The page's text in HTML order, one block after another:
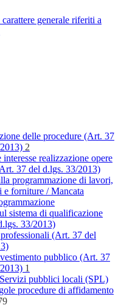
generale riferiti a
delle procedure (Art. 37
2
realizzazione opere
37 del d.lgs. 33/2013)
programmazione di lavori,
e forniture / Mancata
sistema di qualificazione
33/2013)
(Art. 37 del
pubblico (Art. 37
1
pubblici locali (SPL)
procedure di affidamento